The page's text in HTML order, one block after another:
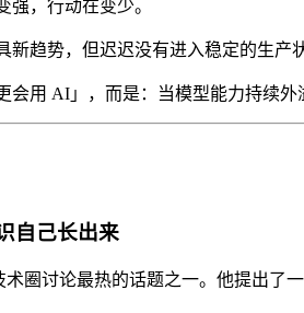
强，行动在变少。
趋势，但迟迟没有进入稳定的生产
用 AI」，而是：当模型能力持续外
自己长出来
圈讨论最热的话题之一。他提出了